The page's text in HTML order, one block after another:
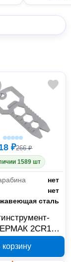
₽266 ₽
1589 шт
нет
нет
сталь
ЕРМАК 2CR13
корзину